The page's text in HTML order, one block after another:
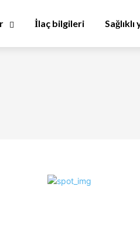
İlaç bilgileri Sağlıklı